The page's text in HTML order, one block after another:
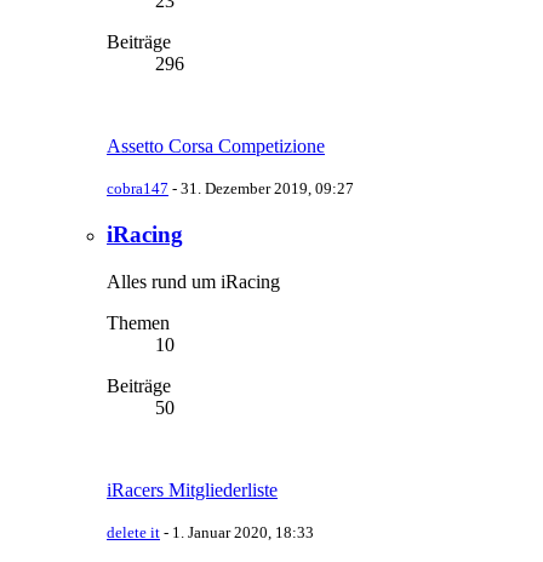
Beiträge
296
Assetto Corsa Competizione
cobra147 - 31. Dezember 2019, 09:27
iRacing
Alles rund um iRacing
Themen
10
Beiträge
50
iRacers Mitgliederliste
delete it - 1. Januar 2020, 18:33